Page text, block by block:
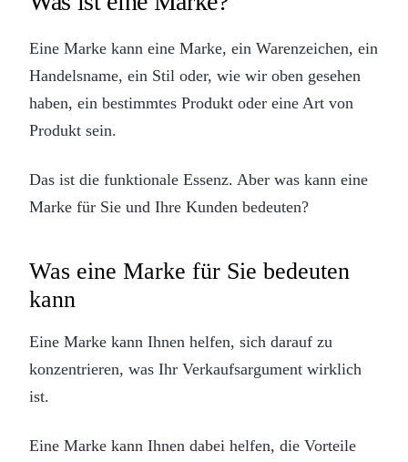
Eine Marke kann eine Marke, ein Warenzeichen, ein
Handelsname, ein Stil oder, wie wir oben gesehen
haben, ein bestimmtes Produkt oder eine Art von
Produkt sein.
Das ist die funktionale Essenz. Aber was kann eine
Marke für Sie und Ihre Kunden bedeuten?
Was eine Marke für Sie bedeuten
kann
Eine Marke kann Ihnen helfen, sich darauf zu
konzentrieren, was Ihr Verkaufsargument wirklich
ist.
Eine Marke kann Ihnen dabei helfen, die Vorteile